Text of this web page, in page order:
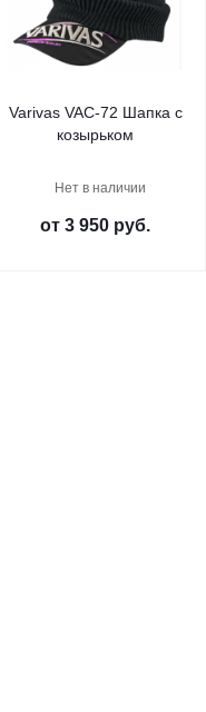
Varivas VAC-72 Шапка с
козырьком
Нет в наличии
от3 950 руб.